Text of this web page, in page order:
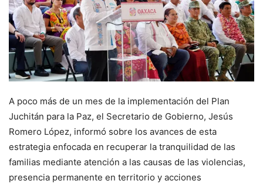
A poco más de un mes de la implementación del Plan
Juchitán para la Paz, el Secretario de Gobierno, Jesús
Romero López, informó sobre los avances de esta
estrategia enfocada en recuperar la tranquilidad de las
familias mediante atención a las causas de las violencias,
presencia permanente en territorio y acciones